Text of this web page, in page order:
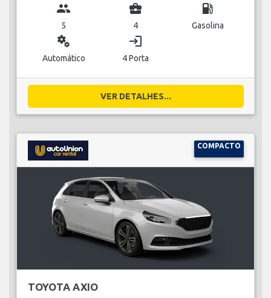
group
5
business_center
4
local_gas_station
Gasolina
miscellaneous_services
Automático
login
4 Porta
VER DETALHES...
COMPACTO
TOYOTA AXIO